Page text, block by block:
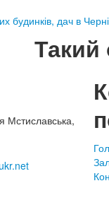
будинків, дач в
Такий
Мстиславська,